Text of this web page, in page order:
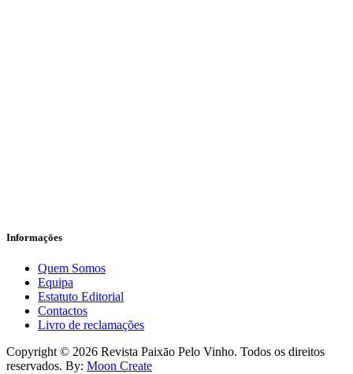
Informaçōes
Quem Somos
Equipa
Estatuto Editorial
Contactos
Livro de reclamações
facebook-
1
instagram
Copyright © 2026 Revista Paixāo Pelo Vinho. Todos os direitos
reservados. By: Moon Create